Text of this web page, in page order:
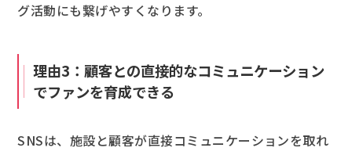
グ活動にも繋げやすくなります。
理由3：顧客との直接的なコミュニケーション
でファンを育成できる
SNSは、施設と顧客が直接コミュニケーションを取れ